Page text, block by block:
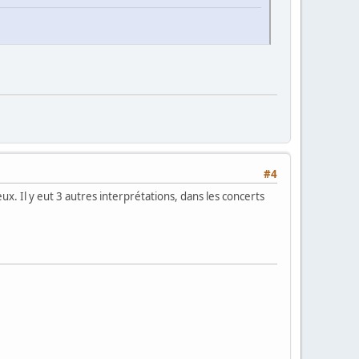
#4
Il y eut 3 autres interprétations, dans les concerts